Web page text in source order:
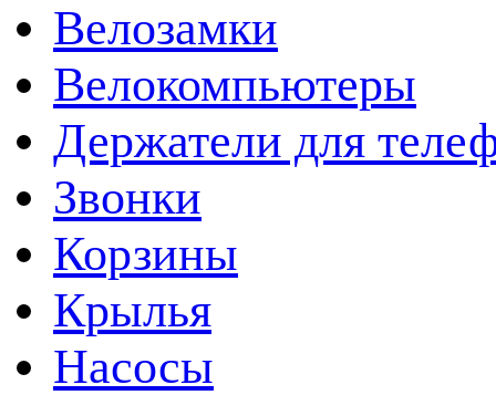
Велозамки
Велокомпьютеры
Держатели для
Звонки
Корзины
Крылья
Насосы